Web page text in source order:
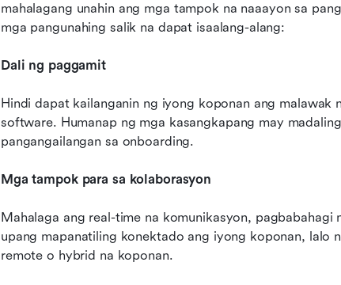
mahalagang unahin ang mga tampok na naaayon sa
mga pangunahing salik na dapat isaalang-alang:
Dali ng paggamit
Hindi dapat kailanganin ng iyong koponan ang malawak
software. Humanap ng mga kasangkapang may
pangangailangan sa onboarding.
Mga tampok para sa kolaborasyon
Mahalaga ang real-time na komunikasyon,
upang mapanatiling konektado ang iyong koponan, lalo
remote o hybrid na koponan.